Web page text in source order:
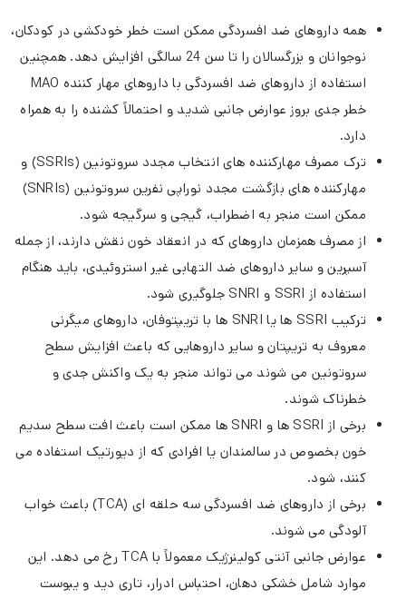
همه داروهای ضد افسردگی ممکن است خطر خودکشی در کودکان،
نوجوانان و بزرگسالان را تا سن 24 سالگی افزایش دهد. همچنین
استفاده از داروهای ضد افسردگی با داروهای مهار کننده MAO
خطر جدی بروز عوارض جانبی شدید و احتمالاً کشنده را به همراه
دارد.
ترک مصرف مهارکننده های انتخاب مجدد سروتونین (SSRIs) و
مهارکننده های بازگشت مجدد نوراپی نفرین سروتونین (SNRIs)
ممکن است منجر به اضطراب، گیجی و سرگیجه شود.
از مصرف همزمان داروهای که در انعقاد خون نقش دارند، از جمله
آسپرین و سایر داروهای ضد التهابی غیر استروئیدی، باید هنگام
استفاده از SSRI و SNRI جلوگیری شود.
ترکیب SSRI ها یا SNRI ها با تریپتوفان، داروهای میگرنی
معروف به تریپتان و سایر داروهایی که باعث افزایش سطح
سروتونین می شوند می تواند منجر به یک واکنش جدی و
خطرناک شوند.
برخی از SSRI ها و SNRI ها ممکن است باعث افت سطح سدیم
خون بخصوص در سالمندان یا افرادی که از دیورتیک استفاده می
کنند، شود.
برخی از داروهای ضد افسردگی سه حلقه ای (TCA) باعث خواب
آلودگی می شوند.
عوارض جانبی آنتی کولینرژیک معمولاً با TCA رخ می دهد. این
موارد شامل خشکی دهان، احتباس ادرار، تاری دید و یبوست